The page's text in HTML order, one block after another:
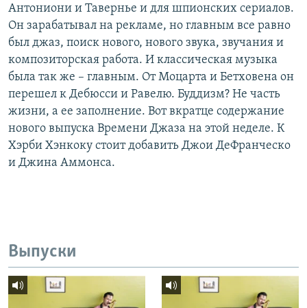
Антониони и Тавернье и для шпионских сериалов.
Он зарабатывал на рекламе, но главным все равно
был джаз, поиск нового, нового звука, звучания и
композиторская работа. И классическая музыка
была так же – главным. От Моцарта и Бетховена он
перешел к Дебюсси и Равелю. Буддизм? Не часть
жизни, а ее заполнение. Вот вкратце содержание
нового выпуска Времени Джаза на этой неделе. К
Хэрби Хэнкоку стоит добавить Джои ДеФранческо
и Джина Аммонса.
Выпуски